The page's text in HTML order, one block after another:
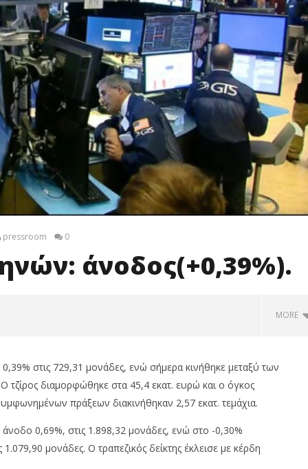
pressroom 0
άνοδος(+0,39%).
MORE
0,39% στις 729,31 μονάδες, ενώ σήμερα κινήθηκε μεταξύ των
διαμορφώθηκε στα 45,4 εκατ. ευρώ και ο όγκος
πράξεων διακινήθηκαν 2,57 εκατ. τεμάχια.
0,69%, στις 1.898,32 μονάδες, ενώ στο -0,30%
μονάδες. Ο τραπεζικός δείκτης έκλεισε με κέρδη